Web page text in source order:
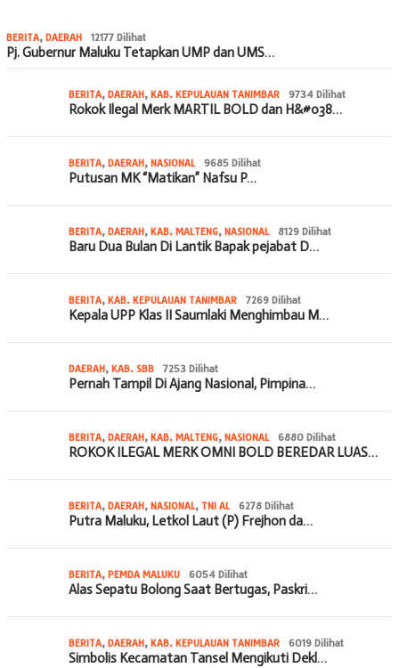
BERITA, DAERAH 12177 Dilihat
Pj. Gubernur Maluku Tetapkan UMP dan UMS…
BERITA, DAERAH, KAB. KEPULAUAN TANIMBAR 9734 Dilihat
Rokok Ilegal Merk MARTIL BOLD dan H&#038…
BERITA, DAERAH, NASIONAL 9685 Dilihat
Putusan MK “Matikan” Nafsu P…
BERITA, DAERAH, KAB. MALTENG, NASIONAL 8129 Dilihat
Baru Dua Bulan Di Lantik Bapak pejabat D…
BERITA, KAB. KEPULAUAN TANIMBAR 7269 Dilihat
Kepala UPP Klas II Saumlaki Menghimbau M…
DAERAH, KAB. SBB 7253 Dilihat
Pernah Tampil Di Ajang Nasional, Pimpina…
BERITA, DAERAH, KAB. MALTENG, NASIONAL 6880 Dilihat
ROKOK ILEGAL MERK OMNI BOLD BEREDAR LUAS…
BERITA, DAERAH, NASIONAL, TNI AL 6278 Dilihat
Putra Maluku, Letkol Laut (P) Frejhon da…
BERITA, PEMDA MALUKU 6054 Dilihat
Alas Sepatu Bolong Saat Bertugas, Paskri…
BERITA, DAERAH, KAB. KEPULAUAN TANIMBAR 6019 Dilihat
Simbolis Kecamatan Tansel Mengikuti Dekl…